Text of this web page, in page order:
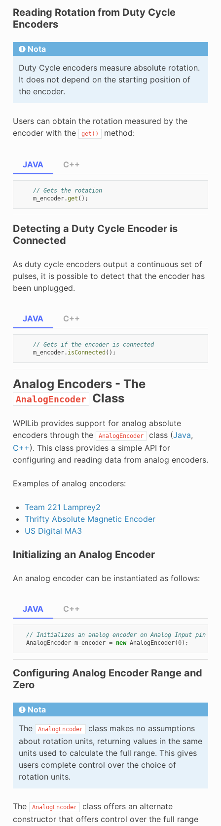
Reading Rotation from Duty Cycle
Encoders
Nota
Duty Cycle encoders measure absolute rotation.
It does not depend on the starting position of
the encoder.
Users can obtain the rotation measured by the
encoder with the
get() method:
JAVA
// Gets the rotation
m_encoder.get ();
C++
Detecting a Duty Cycle Encoder is
Connected
As duty cycle encoders output a continuous set of
pulses, it is possible to detect that the encoder has
been unplugged.
JAVA
// Gets if the encoder is connected
m_encoder. isConnected ();
C++
Analog Encoders - The
AnalogEncoder Class
WPILib provides support for analog absolute
encoders through the
AnalogEncoder class (Java,
C++). This class provides a simple API for
configuring and reading data from analog encoders.
Examples of analog encoders:
Team 221 Lamprey2
Thrifty Absolute Magnetic Encoder
US Digital MA3
Initializing an Analog Encoder
An analog encoder can be instantiated as follows:
JAVA
// Initializes an analog encoder on Analog Input pin 0
AnalogEncoder m_encoder = new AnalogEncoder(0);
C++
Configuring Analog Encoder Range and
Zero
Nota
The
AnalogEncoder
class makes no assumptions
about rotation units, returning values in the same
units used to calculate the full range. This gives
users complete control over the choice of
rotation units.
The AnalogEncoder
class offers an alternate
constructor that offers control over the full range